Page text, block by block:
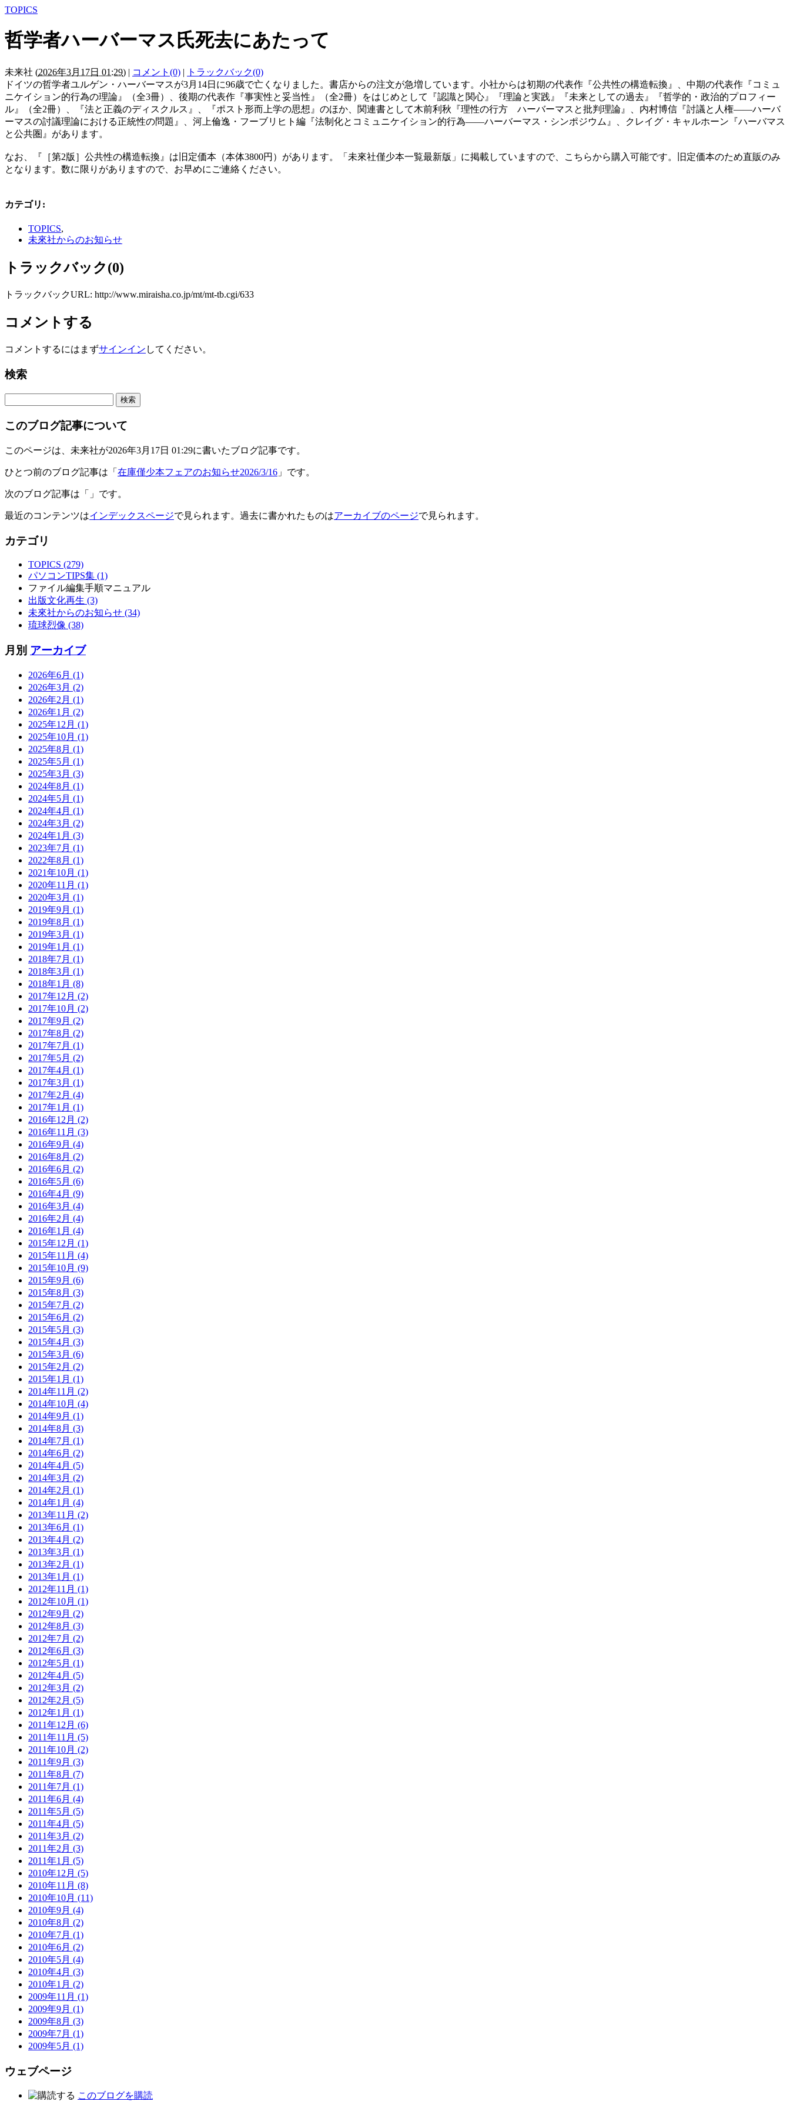
TOPICS
哲学者ハーバーマス氏死去にあたって
未来社 (2026年3月17日 01:29) | コメント(0) |
トラックバック(0)
ドイツの哲学者ユルゲン・ハーバーマスが3月14日に96歳で亡くなりました。書店からの注文が急増しています。小社からは初期の代表作『公共性の構造転換』、中期の代表作『コミュ
ニケイション的行為の理論』（全3冊）、後期の代表作『事実性と妥当性』（全2冊）をはじめとして『認識と関心』『理論と実践』『未来としての過去』『哲学的・政治的プロフィー
ル』（全2冊）、『法と正義のディスクルス』、『ポスト形而上学の思想』のほか、関連書として木前利秋『理性の行方 ハーバーマスと批判理論』、内村博信『討議と人権――ハーバ
ーマスの討議理論における正統性の問題』、河上倫逸・フーブリヒト編『法制化とコミュニケイション的行為――ハーバーマス・シンポジウム』、クレイグ・キャルホーン『ハーバマス
と公共圏』があります。
なお、『［第2版］公共性の構造転換』は旧定価本（本体3800円）があります。「未來社僅少本一覧最新版」に掲載していますので、こちらから購入可能です。旧定価本のため直販のみ
となります。数に限りがありますので、お早めにご連絡ください。
カテゴリ :
TOPICS,
未來社からのお知らせ
トラックバック(0)
トラックバックURL: http://www.miraisha.co.jp/mt/mt-tb.cgi/633
コメントする
コメントするにはまずサインイン してください。
検索
このブログ記事について
このページは、未来社が2026年3月17日 01:29に書いたブログ記事です。
ひとつ前のブログ記事は「 在庫僅少本フェアのお知らせ2026/3/16 」です。
次のブログ記事は「 」です。
最近のコンテンツはインデックスページで見られます。過去に書かれたものはアーカイブのページで見られます。
カテゴリ
TOPICS (279)
パソコンTIPS集 (1)
ファイル編集手順マニュアル
出版文化再生 (3)
未來社からのお知らせ (34)
琉球烈像 (38)
月別 アーカイブ
2026年6月 (1)
2026年3月 (2)
2026年2月 (1)
2026年1月 (2)
2025年12月 (1)
2025年10月 (1)
2025年8月 (1)
2025年5月 (1)
2025年3月 (3)
2024年8月 (1)
2024年5月 (1)
2024年4月 (1)
2024年3月 (2)
2024年1月 (3)
2023年7月 (1)
2022年8月 (1)
2021年10月 (1)
2020年11月 (1)
2020年3月 (1)
2019年9月 (1)
2019年8月 (1)
2019年3月 (1)
2019年1月 (1)
2018年7月 (1)
2018年3月 (1)
2018年1月 (8)
2017年12月 (2)
2017年10月 (2)
2017年9月 (2)
2017年8月 (2)
2017年7月 (1)
2017年5月 (2)
2017年4月 (1)
2017年3月 (1)
2017年2月 (4)
2017年1月 (1)
2016年12月 (2)
2016年11月 (3)
2016年9月 (4)
2016年8月 (2)
2016年6月 (2)
2016年5月 (6)
2016年4月 (9)
2016年3月 (4)
2016年2月 (4)
2016年1月 (4)
2015年12月 (1)
2015年11月 (4)
2015年10月 (9)
2015年9月 (6)
2015年8月 (3)
2015年7月 (2)
2015年6月 (2)
2015年5月 (3)
2015年4月 (3)
2015年3月 (6)
2015年2月 (2)
2015年1月 (1)
2014年11月 (2)
2014年10月 (4)
2014年9月 (1)
2014年8月 (3)
2014年7月 (1)
2014年6月 (2)
2014年4月 (5)
2014年3月 (2)
2014年2月 (1)
2014年1月 (4)
2013年11月 (2)
2013年6月 (1)
2013年4月 (2)
2013年3月 (1)
2013年2月 (1)
2013年1月 (1)
2012年11月 (1)
2012年10月 (1)
2012年9月 (2)
2012年8月 (3)
2012年7月 (2)
2012年6月 (3)
2012年5月 (1)
2012年4月 (5)
2012年3月 (2)
2012年2月 (5)
2012年1月 (1)
2011年12月 (6)
2011年11月 (5)
2011年10月 (2)
2011年9月 (3)
2011年8月 (7)
2011年7月 (1)
2011年6月 (4)
2011年5月 (5)
2011年4月 (5)
2011年3月 (2)
2011年2月 (3)
2011年1月 (5)
2010年12月 (5)
2010年11月 (8)
2010年10月 (11)
2010年9月 (4)
2010年8月 (2)
2010年7月 (1)
2010年6月 (2)
2010年5月 (4)
2010年4月 (3)
2010年1月 (2)
2009年11月 (1)
2009年9月 (1)
2009年8月 (3)
2009年7月 (1)
2009年5月 (1)
ウェブページ
このブログを購読